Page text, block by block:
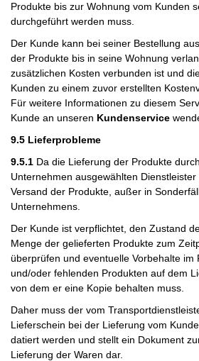
Produkte bis zur Wohnung vom Kunden
durchgeführt werden muss.
Der Kunde kann bei seiner Bestellung
der Produkte bis in seine Wohnung
zusätzlichen Kosten verbunden ist und
Kunden zu einem zuvor erstellten
Für weitere Informationen zu diesem
Kunde an unseren Kundenservice
9.5 Lieferprobleme
9.5.1 Da die Lieferung der Produkte
Unternehmen ausgewählten
Versand der Produkte, außer in
Unternehmens.
Der Kunde ist verpflichtet, den Zustand
Menge der gelieferten Produkte zum
überprüfen und eventuelle Vorbehalte im
und/oder fehlenden Produkten auf dem
von dem er eine Kopie behalten muss.
Daher muss der vom
Lieferschein bei der Lieferung vom
datiert werden und stellt ein Dokument
Lieferung der Waren dar.